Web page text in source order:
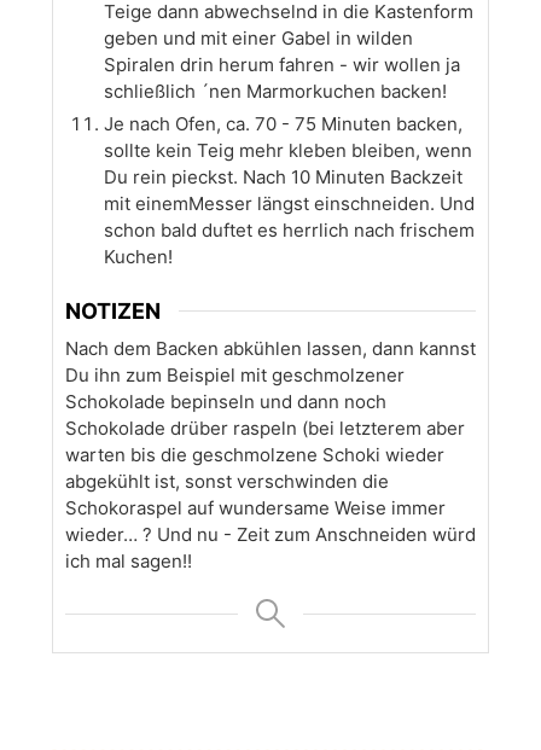
Teige dann abwechselnd in die Kastenform
geben und mit einer Gabel in wilden
Spiralen drin herum fahren - wir wollen ja
schließlich ´nen Marmorkuchen backen!
Je nach Ofen, ca. 70 - 75 Minuten backen,
sollte kein Teig mehr kleben bleiben, wenn
Du rein pieckst. Nach 10 Minuten Backzeit
mit einemMesser längst einschneiden. Und
schon bald duftet es herrlich nach frischem
Kuchen!
NOTIZEN
Nach dem Backen abkühlen lassen, dann kannst
Du ihn zum Beispiel mit geschmolzener
Schokolade bepinseln und dann noch
Schokolade drüber raspeln (bei letzterem aber
warten bis die geschmolzene Schoki wieder
abgekühlt ist, sonst verschwinden die
Schokoraspel auf wundersame Weise immer
wieder… ? Und nu - Zeit zum Anschneiden würd
ich mal sagen!!